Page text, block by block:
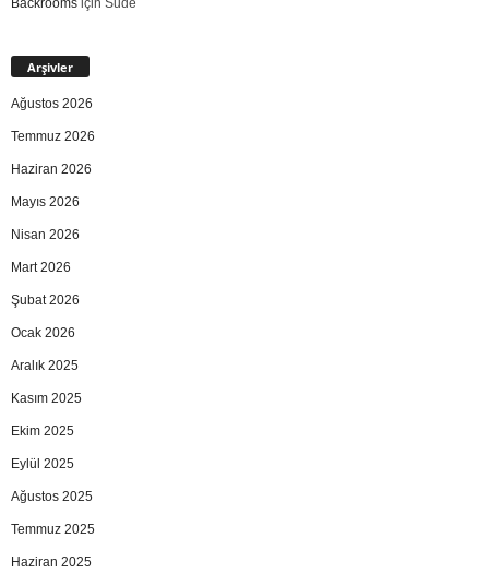
Backrooms için Sude
Arşivler
Ağustos 2026
Temmuz 2026
Haziran 2026
Mayıs 2026
Nisan 2026
Mart 2026
Şubat 2026
Ocak 2026
Aralık 2025
Kasım 2025
Ekim 2025
Eylül 2025
Ağustos 2025
Temmuz 2025
Haziran 2025